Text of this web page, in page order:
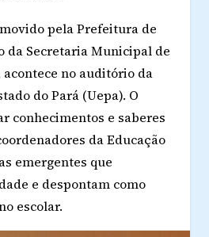
pela Prefeitura de
da Secretaria Municipal de
acontece no auditório da
do Pará (Uepa). O
conhecimentos e saberes
da Educação
emergentes que
e despontam como
escolar.